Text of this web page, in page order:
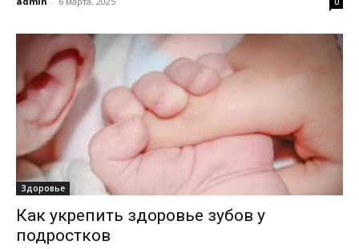
Здоровье
Как укрепить здоровье зубов у
подростков